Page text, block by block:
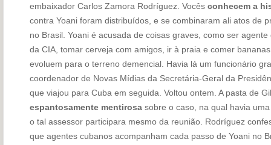
embaixador Carlos Zamora Rodríguez. Vocês conhecem a
contra Yoani foram distribuídos, e se combinaram ali atos de
no Brasil. Yoani é acusada de coisas graves, como ser
da CIA, tomar cerveja com amigos, ir à praia e comer
evoluem para o terreno demencial. Havia lá um funcionário
coordenador de Novas Mídias da Secretária-Geral da
que viajou para Cuba em seguida. Voltou ontem. A pasta de
espantosamente mentirosasobre o caso, na qual havia
o tal assessor participara mesmo da reunião. Rodríguez
que agentes cubanos acompanham cada passo de Yoani no